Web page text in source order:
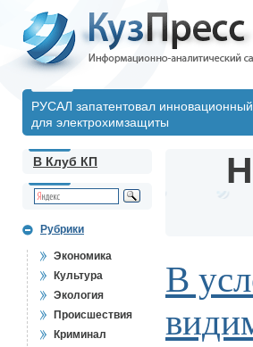
РУСАЛ запатентовал
для электрохимзащиты
В Клуб КП
Рубрики
Экономика
Культура
Экология
Происшествия
Криминал
В